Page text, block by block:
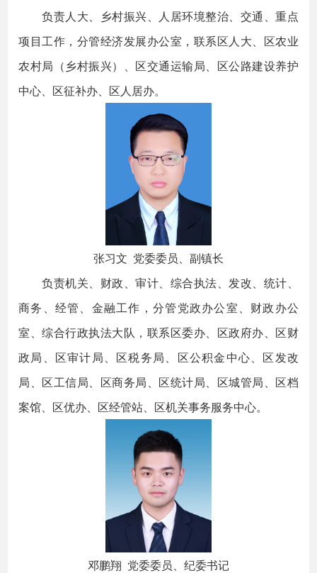
负责人大、乡村振兴、人居环境整治、交通、重点
项目工作，分管经济发展办公室，联系区人大、区农业
农村局（乡村振兴）、区交通运输局、区公路建设养护
中心、区征补办、区人居办。
张习文 党委委员、副镇长
负责机关、财政、审计、综合执法、发改、统计、
商务、经管、金融工作，分管党政办公室、财政办公
室、综合行政执法大队，联系区委办、区政府办、区财
政局、区审计局、区税务局、区公积金中心、区发改
局、区工信局、区商务局、区统计局、区城管局、区档
案馆、区优办、区经管站、区机关事务服务中心。
邓鹏翔 党委委员、纪委书记